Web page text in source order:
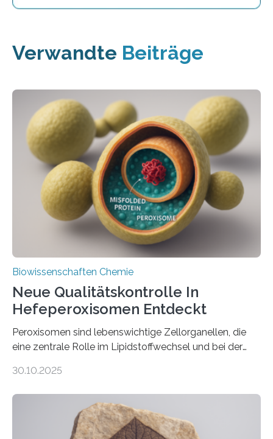
Verwandte Beiträge
Biowissenschaften Chemie
Neue Qualitätskontrolle In
Hefeperoxisomen Entdeckt
Peroxisomen sind lebenswichtige Zellorganellen, die
eine zentrale Rolle im Lipidstoffwechsel und bei der
erfüllen können, müssen zahlreiche Enzyme präzise in
der Ruhr-Universität Bochum um Prof. Dr. Ralf Erdmann
und Dr. Ismaila Francis Yusuf hat nun einen bislang
unbekannten Qualitätskontrollmechanismus des
30.10.2025